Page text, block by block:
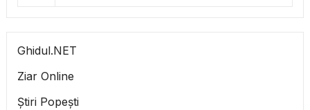
Ghidul.NET
Ziar Online
Știri Popești